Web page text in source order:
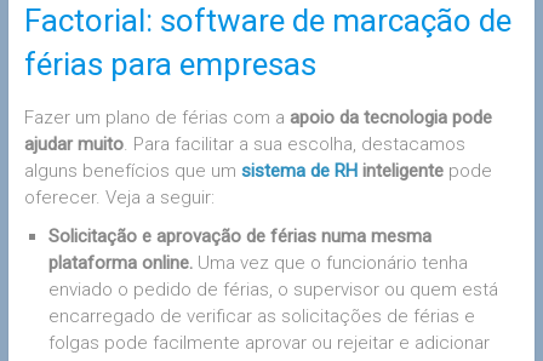
Factorial: software de marcação de
férias para empresas
Fazer um plano de férias com a apoio da tecnologia pode
ajudar muito. Para facilitar a sua escolha, destacamos
alguns benefícios que um sistema de RHinteligentepode
oferecer. Veja a seguir:
Solicitação e aprovação de férias numa mesma
plataforma online.Uma vez que o funcionário tenha
enviado o pedido de férias, o supervisor ou quem está
encarregado de verificar as solicitações de férias e
folgas pode facilmente aprovar ou rejeitar e adicionar